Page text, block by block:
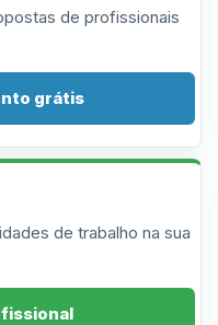
de profissionais
grátis
de trabalho na sua